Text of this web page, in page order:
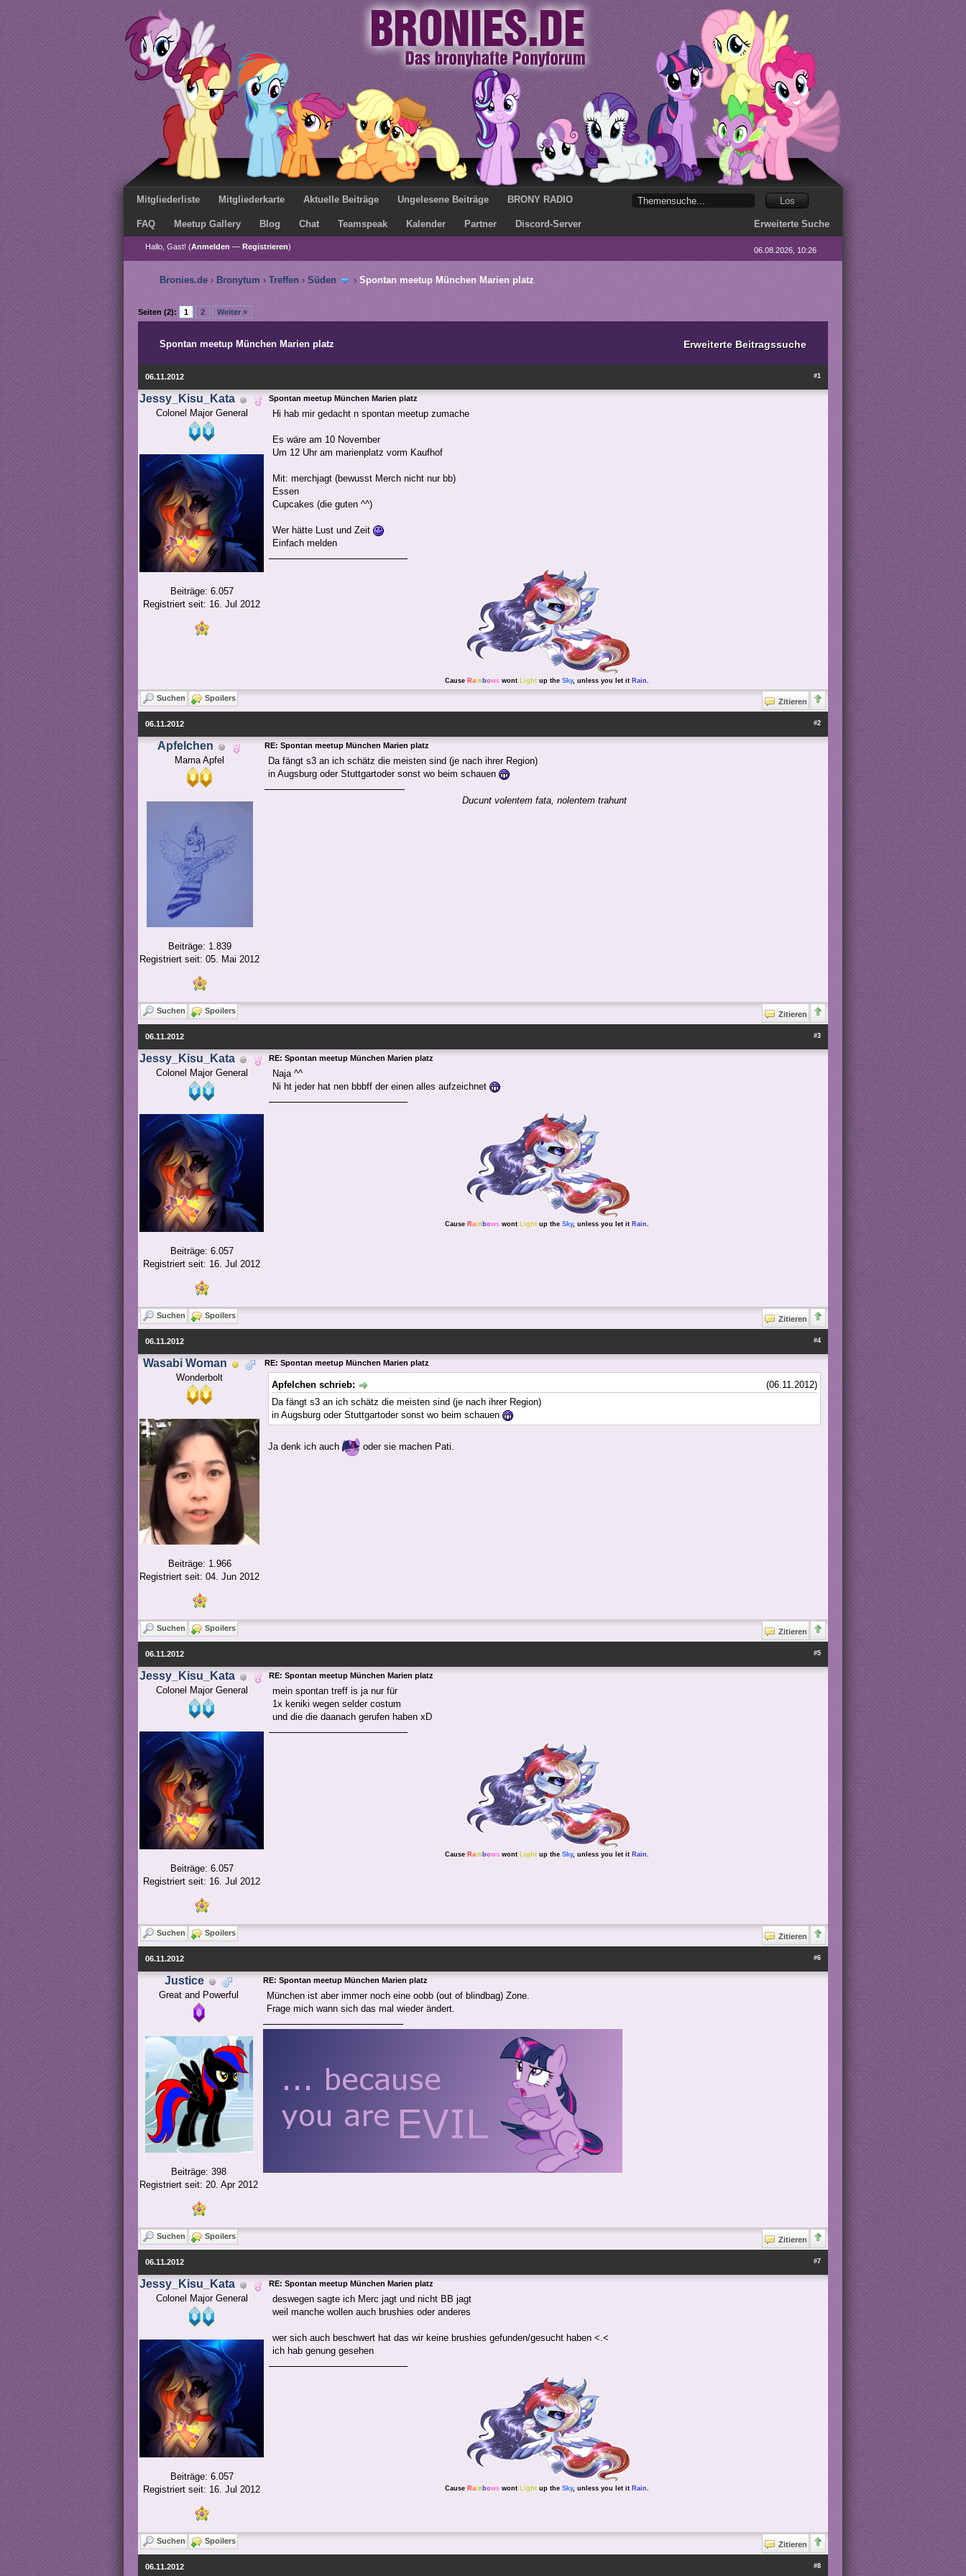
Mitgliederliste Mitgliederkarte Aktuelle Beiträge Ungelesene Beiträge BRONY RADIO
FAQ Meetup Gallery Blog Chat Teamspeak Kalender Partner Discord-Server Erweiterte Suche
Hallo, Gast! (Anmelden — Registrieren) 06.08.2026, 10:26
Bronies.de › Bronytum › Treffen › Süden › Spontan meetup München Marien platz
Seiten (2): 1 2 Weiter »
Erweiterte Beitragssuche
Spontan meetup München Marien platz
#1
06.11.2012
Jessy_Kisu_Kata
Colonel Major General
Beiträge: 6.057
Registriert seit: 16. Jul 2012
Spontan meetup München Marien platz
Hi hab mir gedacht n spontan meetup zumache
Es wäre am 10 November
Um 12 Uhr am marienplatz vorm Kaufhof
Mit: merchjagt (bewusst Merch nicht nur bb)
Essen
Cupcakes (die guten ^^)
Wer hätte Lust und Zeit
Einfach melden
Cause Rain bowswont Lightup the Sky, unless you let it Rain.
Suchen Spoilers Zitieren
#2
06.11.2012
Apfelchen
Mama Apfel
Beiträge: 1.839
Registriert seit: 05. Mai 2012
RE: Spontan meetup München Marien platz
Da fängt s3 an ich schätz die meisten sind (je nach ihrer Region)
in Augsburg oder Stuttgartoder sonst wo beim schauen
Ducunt volentem fata, nolentem trahunt
Suchen Spoilers Zitieren
#3
06.11.2012
Jessy_Kisu_Kata
Colonel Major General
Beiträge: 6.057
Registriert seit: 16. Jul 2012
RE: Spontan meetup München Marien platz
Naja ^^
Ni ht jeder hat nen bbbff der einen alles aufzeichnet
Cause Rain bowswont Lightup the Sky, unless you let it Rain.
Suchen Spoilers Zitieren
#4
06.11.2012
Wasabi Woman
Wonderbolt
Beiträge: 1.966
Registriert seit: 04. Jun 2012
RE: Spontan meetup München Marien platz
(06.11.2012)
Apfelchen schrieb:
Da fängt s3 an ich schätz die meisten sind (je nach ihrer Region)
in Augsburg oder Stuttgartoder sonst wo beim schauen
Ja denk ich auch oder sie machen Pati.
Suchen Spoilers Zitieren
#5
06.11.2012
Jessy_Kisu_Kata
Colonel Major General
Beiträge: 6.057
Registriert seit: 16. Jul 2012
RE: Spontan meetup München Marien platz
mein spontan treff is ja nur für
1x keniki wegen selder costum
und die die daanach gerufen haben xD
Cause Rain bowswont Lightup the Sky, unless you let it Rain.
Suchen Spoilers Zitieren
#6
06.11.2012
Justice
Great and Powerful
Beiträge: 398
Registriert seit: 20. Apr 2012
RE: Spontan meetup München Marien platz
München ist aber immer noch eine oobb (out of blindbag) Zone.
Frage mich wann sich das mal wieder ändert.
Suchen Spoilers Zitieren
#7
06.11.2012
Jessy_Kisu_Kata
Colonel Major General
Beiträge: 6.057
Registriert seit: 16. Jul 2012
RE: Spontan meetup München Marien platz
deswegen sagte ich Merc jagt und nicht BB jagt
weil manche wollen auch brushies oder anderes
wer sich auch beschwert hat das wir keine brushies gefunden/gesucht haben <.<
ich hab genung gesehen
Cause Rain bowswont Lightup the Sky, unless you let it Rain.
Suchen Spoilers Zitieren
#8
06.11.2012